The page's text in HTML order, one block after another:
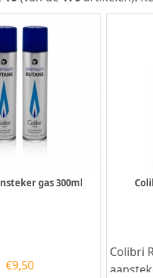
gas 300ml
€9,50
Colibri